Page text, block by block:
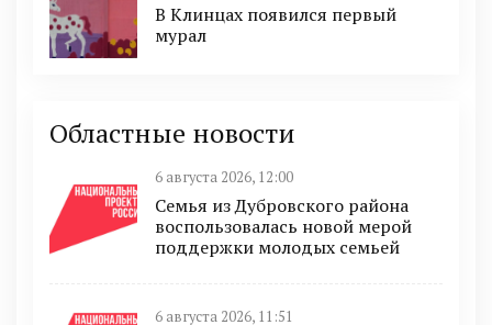
В Клинцах появился первый
мурал
Областные новости
6 августа 2026, 12:00
Семья из Дубровского района
воспользовалась новой мерой
поддержки молодых семьей
6 августа 2026, 11:51